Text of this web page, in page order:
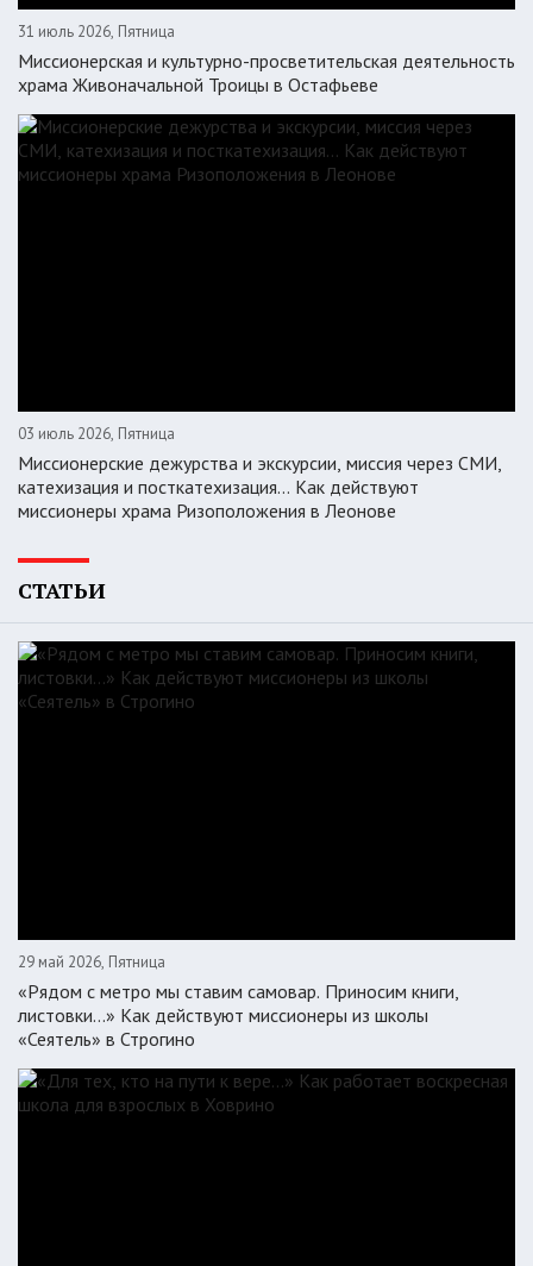
31 июль 2026, Пятница
Миссионерская и культурно-просветительская деятельность
храма Живоначальной Троицы в Остафьеве
03 июль 2026, Пятница
Миссионерские дежурства и экскурсии, миссия через СМИ,
катехизация и посткатехизация… Как действуют
миссионеры храма Ризоположения в Леонове
СТАТЬИ
29 май 2026, Пятница
«Рядом с метро мы ставим самовар. Приносим книги,
листовки…» Как действуют миссионеры из школы
«Сеятель» в Строгино